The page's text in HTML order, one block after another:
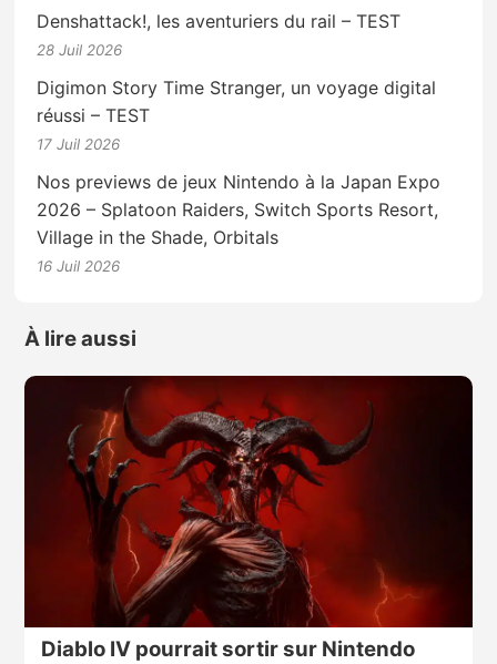
Denshattack!, les aventuriers du rail – TEST
28 Juil 2026
Digimon Story Time Stranger, un voyage digital
réussi – TEST
17 Juil 2026
Nos previews de jeux Nintendo à la Japan Expo
2026 – Splatoon Raiders, Switch Sports Resort,
Village in the Shade, Orbitals
16 Juil 2026
À lire aussi
Diablo IV pourrait sortir sur Nintendo